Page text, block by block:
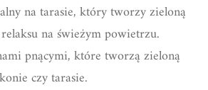
na tarasie, który tworzy zieloną
na świeżym powietrzu.
pnącymi, które tworzą zieloną
czy tarasie.